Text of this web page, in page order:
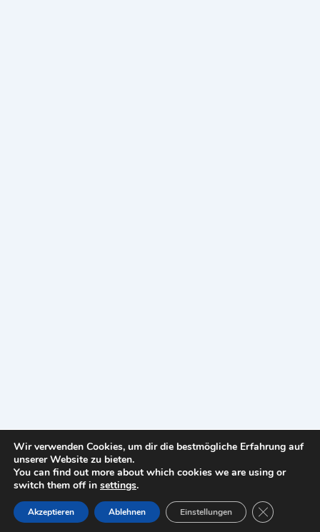
Wir verwenden Cookies, um dir die bestmögliche Erfahrung auf
unserer Website zu bieten.
You can find out more about which cookies we are using or
switch them off in settings.
Akzeptieren Ablehnen Einstellungen GDPR